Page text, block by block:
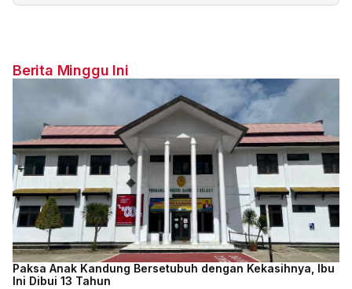
Berita Minggu Ini
Paksa Anak Kandung Bersetubuh dengan Kekasihnya, Ibu
Ini Dibui 13 Tahun